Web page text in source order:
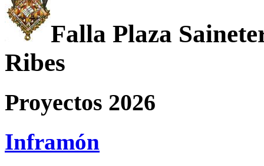
Falla Plaza
Ribes
Proyectos 2026
Inframón